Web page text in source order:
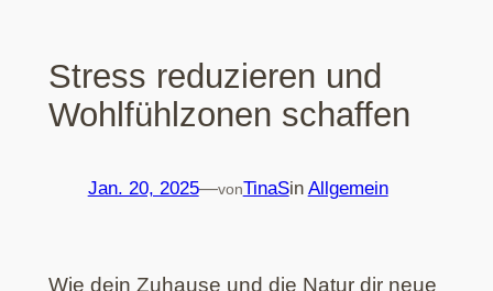
Stress reduzieren und
Wohlfühlzonen schaffen
Jan. 20, 2025—vonTinaSin Allgemein
Wie dein Zuhause und die Natur dir neue